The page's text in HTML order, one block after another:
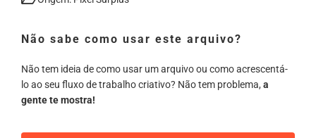
Não sabe como usar este arquivo?
Não tem ideia de como usar um arquivo ou como acrescentá-
lo ao seu fluxo de trabalho criativo? Não tem problema, a
gente te mostra!